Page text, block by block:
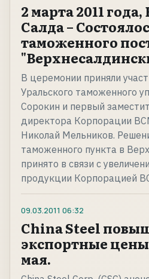
2 марта 2011
Салда –
таможенного
В церемонии приняли
Уральского таможенного
Сорокин и первый
директора Корпорации
Николай Мельников.
таможенного пункта в
принято в связи с
продукции Корпорацией
09.03.2011 06:32
Сhina Steel
экспортные
мая.